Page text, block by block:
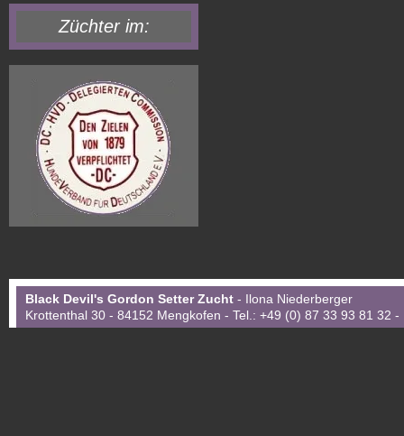
Züchter im:
Black Devil's Gordon Setter Zucht - Ilona Niederberger
Krottenthal 30 - 84152 Mengkofen - Tel.: +49 (0) 87 33 93 81 32